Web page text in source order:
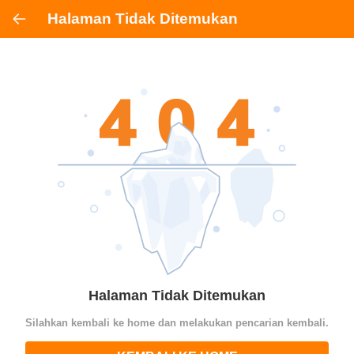
Halaman Tidak Ditemukan
Halaman Tidak Ditemukan
Silahkan kembali ke home dan melakukan pencarian kembali.